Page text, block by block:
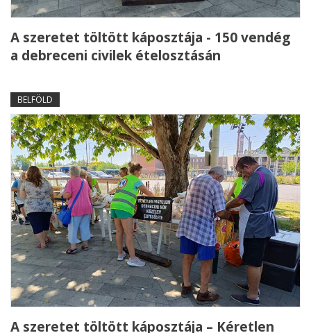
A szeretet töltött káposztája - 150 vendég
a debreceni civilek ételosztásán
BELFÖLD
A szeretet töltött káposztája – Kéretlen